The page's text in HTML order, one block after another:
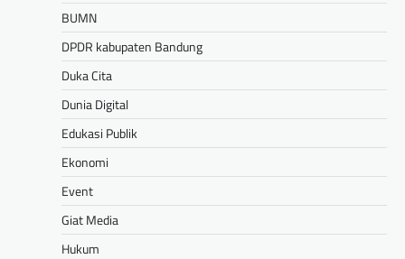
BUMN
DPDR kabupaten Bandung
Duka Cita
Dunia Digital
Edukasi Publik
Ekonomi
Event
Giat Media
Hukum